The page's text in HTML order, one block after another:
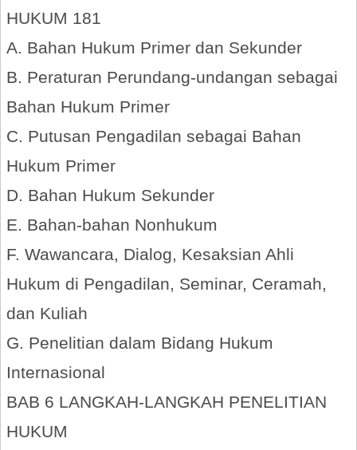
HUKUM 181
A. Bahan Hukum Primer dan Sekunder
B. Peraturan Perundang-undangan sebagai
Bahan Hukum Primer
C. Putusan Pengadilan sebagai Bahan
Hukum Primer
D. Bahan Hukum Sekunder
E. Bahan-bahan Nonhukum
F. Wawancara, Dialog, Kesaksian Ahli
Hukum di Pengadilan, Seminar, Ceramah,
dan Kuliah
G. Penelitian dalam Bidang Hukum
Internasional
BAB 6 LANGKAH-LANGKAH PENELITIAN
HUKUM